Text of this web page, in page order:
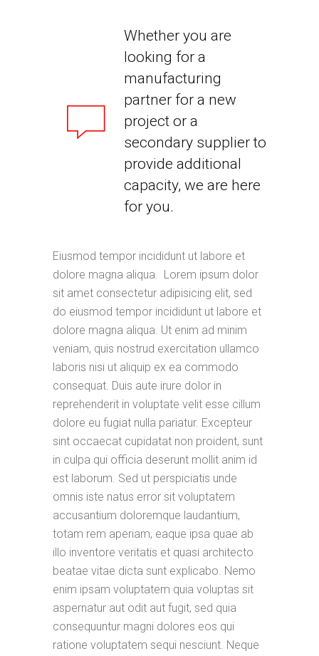
Whether you are
looking for a
manufacturing
partner for a new
project or a
secondary supplier to
provide additional
capacity, we are here
for you.
Eiusmod tempor incididunt ut labore et
dolore magna aliqua. Lorem ipsum dolor
sit amet consectetur adipisicing elit, sed
do eiusmod tempor incididunt ut labore et
dolore magna aliqua. Ut enim ad minim
veniam, quis nostrud exercitation ullamco
laboris nisi ut aliquip ex ea commodo
consequat. Duis aute irure dolor in
reprehenderit in voluptate velit esse cillum
dolore eu fugiat nulla pariatur. Excepteur
sint occaecat cupidatat non proident, sunt
in culpa qui officia deserunt mollit anim id
est laborum. Sed ut perspiciatis unde
omnis iste natus error sit voluptatem
accusantium doloremque laudantium,
totam rem aperiam, eaque ipsa quae ab
illo inventore veritatis et quasi architecto
beatae vitae dicta sunt explicabo. Nemo
enim ipsam voluptatem quia voluptas sit
aspernatur aut odit aut fugit, sed quia
consequuntur magni dolores eos qui
ratione voluptatem sequi nesciunt. Neque